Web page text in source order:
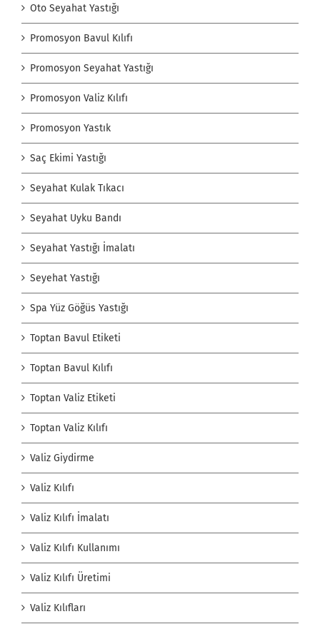
Oto Seyahat Yastığı
Promosyon Bavul Kılıfı
Promosyon Seyahat Yastığı
Promosyon Valiz Kılıfı
Promosyon Yastık
Saç Ekimi Yastığı
Seyahat Kulak Tıkacı
Seyahat Uyku Bandı
Seyahat Yastığı İmalatı
Seyehat Yastığı
Spa Yüz Göğüs Yastığı
Toptan Bavul Etiketi
Toptan Bavul Kılıfı
Toptan Valiz Etiketi
Toptan Valiz Kılıfı
Valiz Giydirme
Valiz Kılıfı
Valiz Kılıfı İmalatı
Valiz Kılıfı Kullanımı
Valiz Kılıfı Üretimi
Valiz Kılıfları